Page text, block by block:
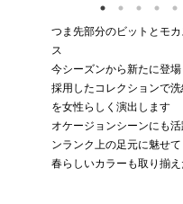
つま先部分のビットとモ
ス
今シーズンから新たに登
採用したコレクションで
を女性らしく演出します
オケージョンシーンにも
ンランク上の足元に魅せ
春らしいカラーも取り揃